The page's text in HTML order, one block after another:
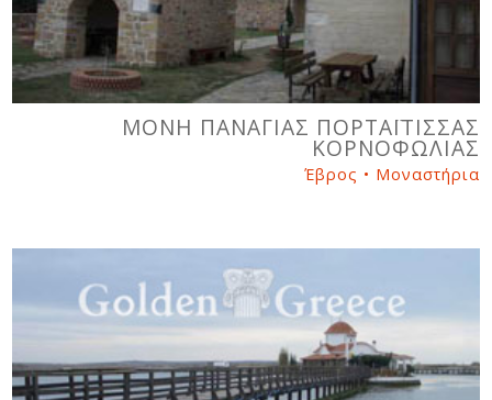
ΜΟΝΗ ΠΑΝΑΓΙΑΣ ΠΟΡΤΑΪΤΙΣΣΑΣ
ΚΟΡΝΟΦΩΛΙΑΣ
Έβρος • Μοναστήρια